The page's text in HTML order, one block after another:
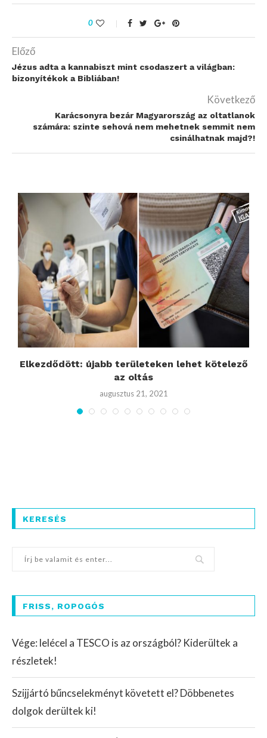
0
Előző
Jézus adta a kannabiszt mint csodaszert a világban:
bizonyítékok a Bibliában!
Következő
Karácsonyra bezár Magyarország az oltatlanok
számára: szinte sehová nem mehetnek semmit nem
csinálhatnak majd?!
Elkezdődött: újabb területeken lehet kötelező
az oltás
augusztus 21, 2021
KERESÉS
FRISS, ROPOGÓS
Vége: lelécel a TESCO is az országból? Kiderültek a
részletek!
Szijjártó bűncselekményt követett el? Döbbenetes
dolgok derültek ki!